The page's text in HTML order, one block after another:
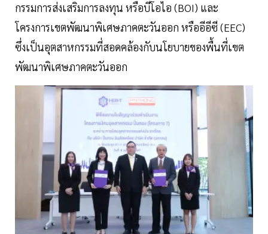
กรรมการส่งเสริมการลงทุน หรือบีโอไอ (BOI) และ
โครงการเขตพัฒนาพิเศษภาคตะวันออก หรืออีอีซี (EEC)
ซึ่งเป็นอุตสาหกรรมที่สอดคล้องกับนโยบายของพื้นที่เขต
พัฒนาพิเศษภาคตะวันออก